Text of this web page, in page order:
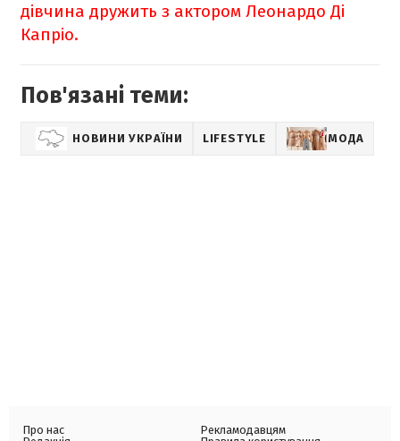
дівчина дружить з актором Леонардо Ді
Капріо.
Пов'язані теми:
НОВИНИ УКРАЇНИ LIFESTYLE МОДА
Про нас
Рекламодавцям